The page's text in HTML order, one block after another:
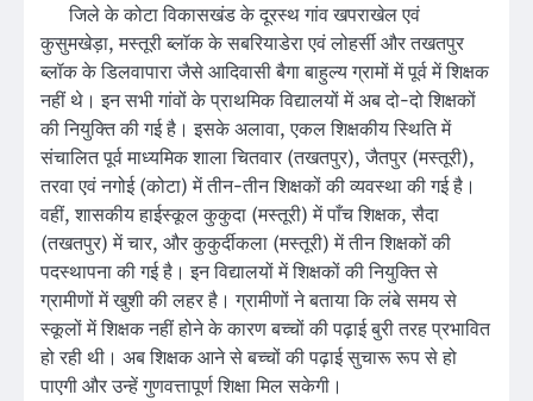
जिले के कोटा विकासखंड के दूरस्थ गांव खपराखेल एवं
कुसुमखेड़ा, मस्तूरी ब्लॉक के सबरियाडेरा एवं लोहर्सी और तखतपुर
ब्लॉक के डिलवापारा जैसे आदिवासी बैगा बाहुल्य ग्रामों में पूर्व में शिक्षक
नहीं थे। इन सभी गांवों के प्राथमिक विद्यालयों में अब दो-दो शिक्षकों
की नियुक्ति की गई है। इसके अलावा, एकल शिक्षकीय स्थिति में
संचालित पूर्व माध्यमिक शाला चितवार (तखतपुर), जैतपुर (मस्तूरी),
तरवा एवं नगोई (कोटा) में तीन-तीन शिक्षकों की व्यवस्था की गई है।
वहीं, शासकीय हाईस्कूल कुकुदा (मस्तूरी) में पाँच शिक्षक, सैदा
(तखतपुर) में चार, और कुकुर्दीकला (मस्तूरी) में तीन शिक्षकों की
पदस्थापना की गई है। इन विद्यालयों में शिक्षकों की नियुक्ति से
ग्रामीणों में खुशी की लहर है। ग्रामीणों ने बताया कि लंबे समय से
स्कूलों में शिक्षक नहीं होने के कारण बच्चों की पढ़ाई बुरी तरह प्रभावित
हो रही थी। अब शिक्षक आने से बच्चों की पढ़ाई सुचारू रूप से हो
पाएगी और उन्हें गुणवत्तापूर्ण शिक्षा मिल सकेगी।